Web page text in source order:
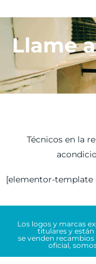
Llame
Técnicos en la
[elementor-template
Los logos y marcas
titulares y
se venden
oficial,
Copyright © 2026